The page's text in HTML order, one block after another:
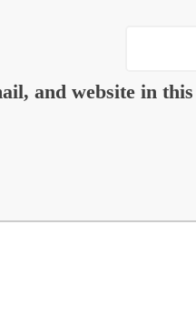
and website in